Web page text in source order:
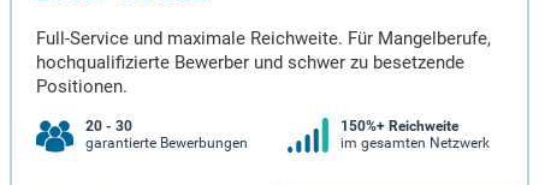
Full-Service und maximale Reichweite. Für Mangelberufe,
hochqualifizierte Bewerber und schwer zu besetzende
Positionen.
20 - 30
garantierte Bewerbungen
150%+ Reichweite
im gesamten Netzwerk